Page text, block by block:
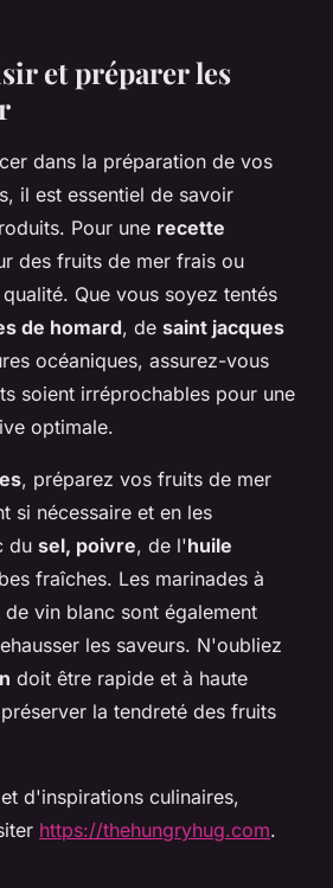
et préparer les
dans la préparation de vos
il est essentiel de savoir
Pour une recette
des fruits de mer frais ou
Que vous soyez tentés
de homard, de saint jacques
océaniques, assurez-vous
soient irréprochables pour une
optimale.
, préparez vos fruits de mer
si nécessaire et en les
du sel, poivre, de l'huile
fraîches. Les marinades à
de vin blanc sont également
les saveurs. N'oubliez
doit être rapide et à haute
la tendreté des fruits
d'inspirations culinaires,
https://thehungryhug.com.